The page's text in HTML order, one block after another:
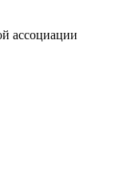
ассоциации